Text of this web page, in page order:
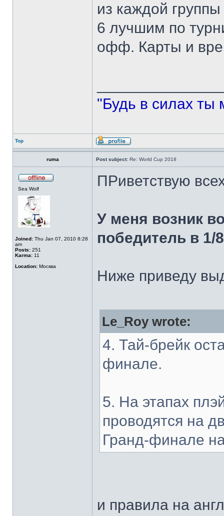
из каждой
6 лучшим по
офф. Карты и
"Будь в силах ты
Top
ruma Post subject: Re: World Cup 2018
Sea Wolf
Joined: Thu Jan 07, 2010 8:28
am
Posts: 251
Karma: 11
Location: Москва
ПРиветствую
У меня возник
победитель в 1/
Ниже приведу
Le_Roy wrote:
4. Тай-брейк
финале.
5. На этапах
проводятся на
Гранд-финале
и правила на